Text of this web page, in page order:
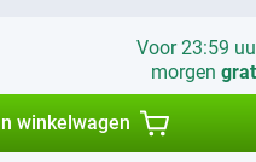
Voor 23:59
morgen
winkelwagen